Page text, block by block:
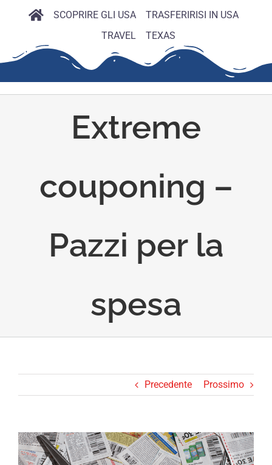
SCOPRIRE GLI USA
TRASFERIRISI IN USA
TRAVEL
TEXAS
Extreme
couponing –
Pazzi per la
spesa
Precedente Prossimo
Ingrandisci
immagine